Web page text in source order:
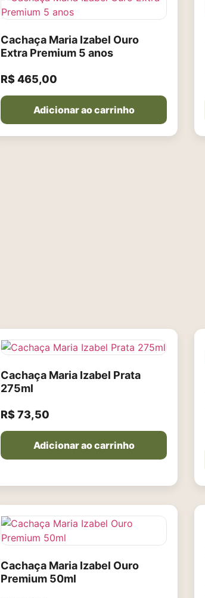
Cachaça Maria Izabel Ouro
Extra Premium 5 anos
R$465,00
Adicionar ao carrinho
Cachaça Maria Izabel Prata
275ml
R$73,50
Adicionar ao carrinho
Cachaça Maria Izabel Ouro
Premium 50ml